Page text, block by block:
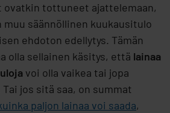
ovatkin tottuneet ajattelemaan,
säännöllinen kuukausitulo
ehdoton edellytys. Tämän
olla sellainen käsitys, että lainaa
voi olla vaikea tai jopa
jos sitä saa, on summat
paljon lainaa voi saada,